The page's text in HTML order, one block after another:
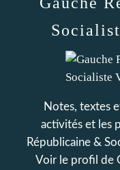
Notes, textes
activités et les
Républicaine &
Voir le profil de